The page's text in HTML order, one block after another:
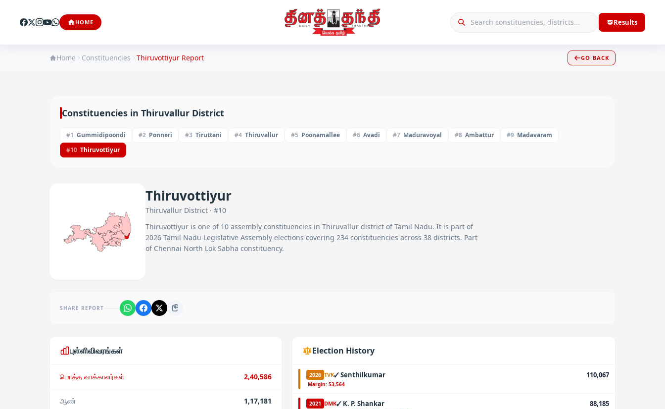
HOME Results
Home Constituencies Thiruvottiyur Report GO BACK
Constituencies in Thiruvallur District
#1 Gummidipoondi #2 Ponneri #3 Tiruttani #4 Thiruvallur #5 Poonamallee #6 Avadi #7 Maduravoyal #8 Ambattur #9 Madavaram
#10 Thiruvottiyur
Thiruvottiyur
Thiruvallur District · #10
Thiruvottiyur is one of 10 assembly constituencies in Thiruvallur district of Tamil Nadu. It is part of
2026 Tamil Nadu Legislative Assembly elections covering 234 constituencies across 38 districts. Part
of Chennai North Lok Sabha constituency.
SHARE REPORT
புள்ளிவிவரங்கள்
மொத்த வாக்காளர்கள் 2,40,586
ஆண் 1,17,181
Election History
2026 TVK✓Senthilkumar 110,067
·Margin: 53,564
2021 DMK✓ K. P. Shankar 88,185